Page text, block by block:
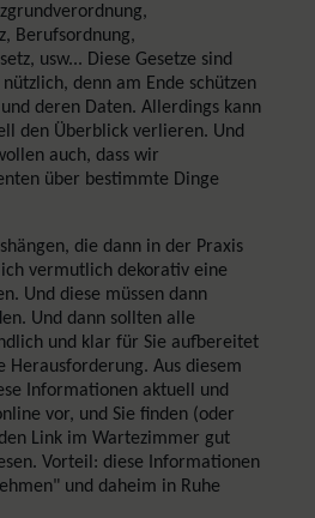
Berufsordnung,
usw... Diese Gesetze sind
denn am Ende schützen
deren Daten. Allerdings kann
den Überblick verlieren. Und
auch, dass wir
über bestimmte Dinge
die dann in der Praxis
vermutlich dekorativ eine
Und diese müssen dann
Und dann sollten alle
und klar für Sie aufbereitet
Herausforderung. Aus diesem
Informationen aktuell und
vor, und Sie finden (oder
Link im Wartezimmer gut
Vorteil: diese Informationen
und daheim in Ruhe